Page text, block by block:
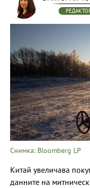
Снимка: Bloomberg LP
Китай увеличава
данните на